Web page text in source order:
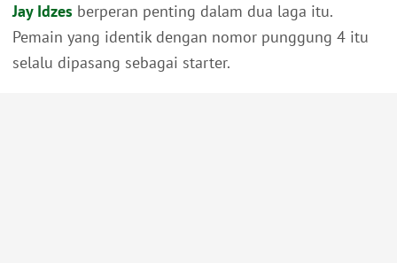
Jay Idzes berperan penting dalam dua laga itu.
Pemain yang identik dengan nomor punggung 4 itu
selalu dipasang sebagai starter.